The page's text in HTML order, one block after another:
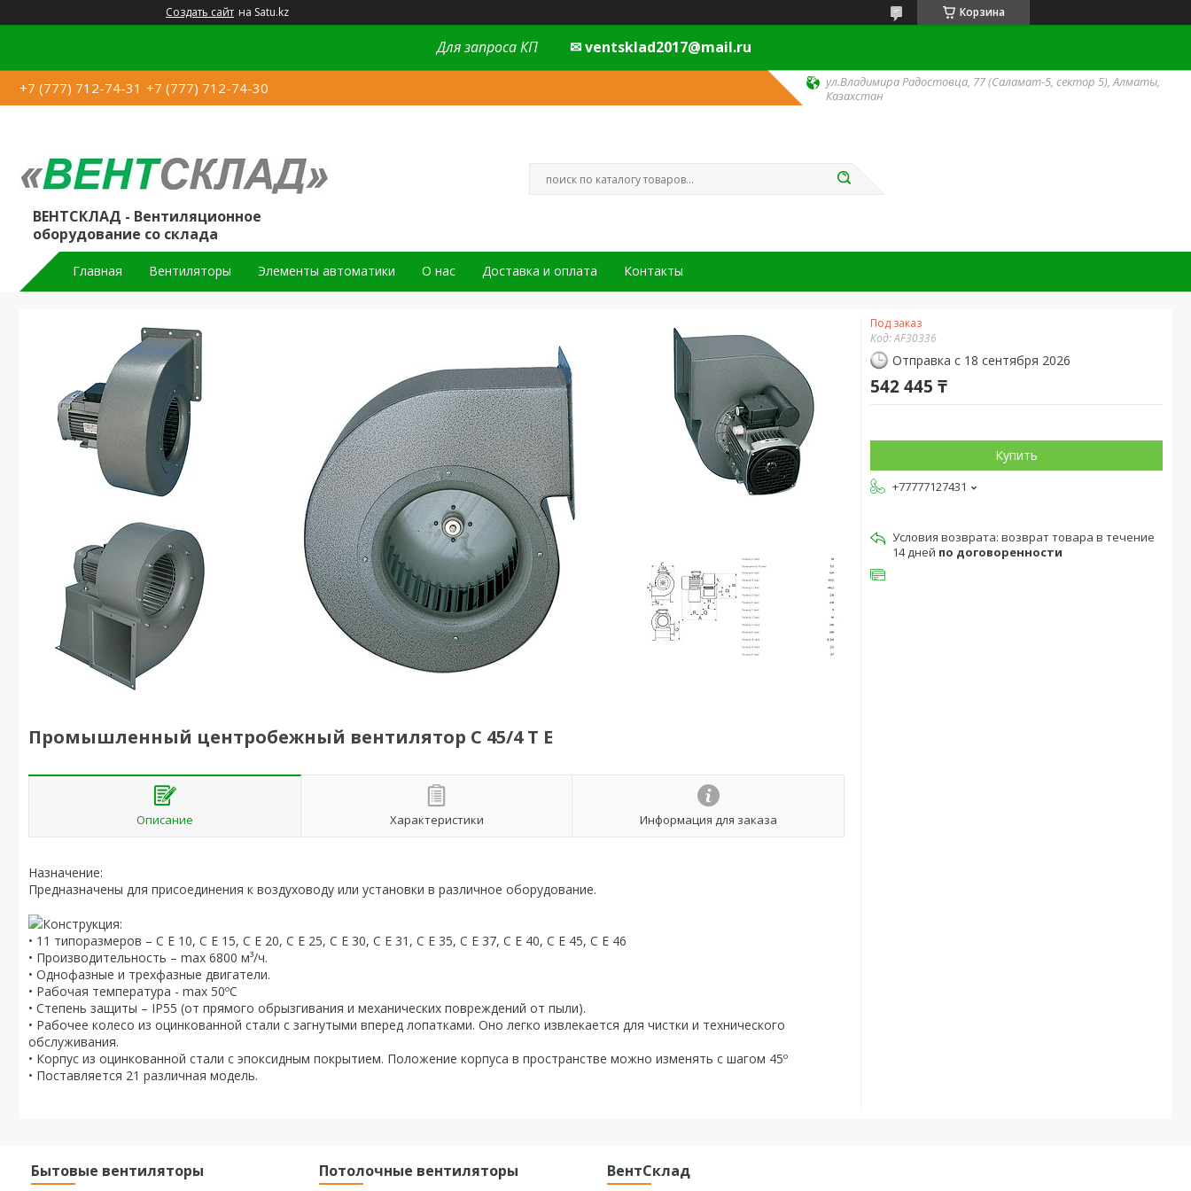
Создать сайт на Satu.kz Корзина
Для запроса КП ✉ ventsklad2017@mail.ru
+7 (777) 712-74-31 +7 (777) 712-74-30
ул.Владимира Радостовца, 77 (Саламат-5, сектор 5), Алматы,
Казахстан
ВЕНТСКЛАД - Вентиляционное
оборудование со склада
Главная Вентиляторы Элементы автоматики О нас Доставка и оплата Контакты
Промышленный центробежный вентилятор C 45/4 T E
Описание Характеристики Информация для заказа
Назначение:
Предназначены для присоединения к воздуховоду или установки в различное оборудование.
Конструкция:
• 11 типоразмеров – C E 10, C E 15, C E 20, C E 25, C E 30, C E 31, C E 35, C E 37, C E 40, C E 45, C E 46
• Производительность – max 6800 м³/ч.
• Однофазные и трехфазные двигатели.
• Рабочая температура - max 50ºC
• Степень защиты – IP55 (от прямого обрызгивания и механических повреждений от пыли).
• Рабочее колесо из оцинкованной стали с загнутыми вперед лопатками. Оно легко извлекается для чистки и технического
обслуживания.
• Корпус из оцинкованной стали с эпоксидным покрытием. Положение корпуса в пространстве можно изменять с шагом 45º
• Поставляется 21 различная модель.
Под заказ
Код:AF30336
Отправка с 18 сентября 2026
542 445 ₸
Купить
+77777127431
возврат товара в течение
14 дней по договоренности
Бытовые вентиляторы Потолочные вентиляторы ВентСклад